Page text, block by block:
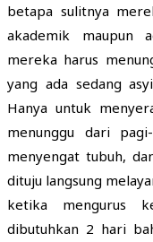
betapa sulitnya
akademik maupun
mereka harus
yang ada sedang
Hanya untuk
menunggu dari
menyengat tubuh,
dituju langsung
ketika mengurus
dibutuhkan 2 hari